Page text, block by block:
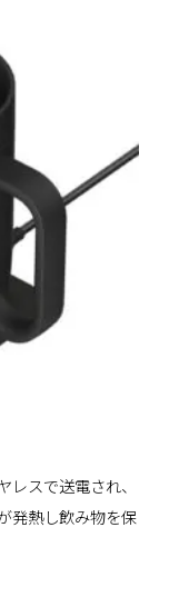
スで送電され、
発熱し飲み物を保